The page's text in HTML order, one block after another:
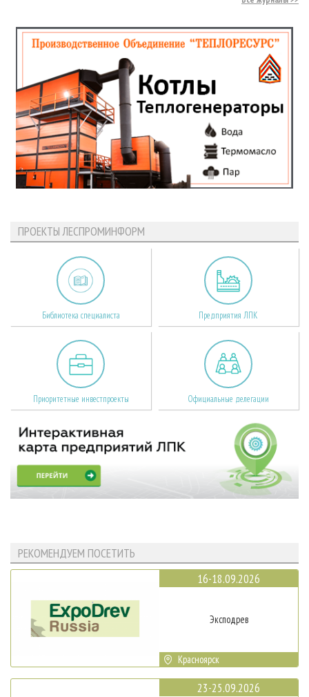
ПРОЕКТЫ ЛЕСПРОМИНФОРМ
Библиотека специалиста Предприятия ЛПК
Приоритетные инвестпроекты Официальные делегации
РЕКОМЕНДУЕМ ПОСЕТИТЬ
16-18.09.2026
Эксподрев
Красноярск
23-25.09.2026